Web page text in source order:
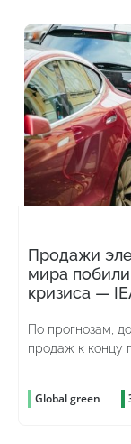
Продажи
мира
кризиса —
По прогнозам,
продаж к концу
Global green